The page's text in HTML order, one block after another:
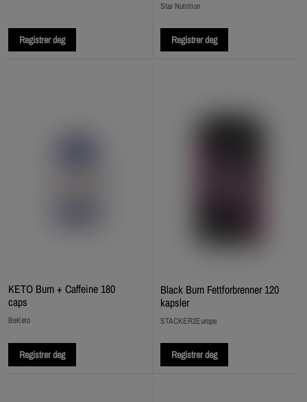
Registrer deg
Star Nutrition
Registrer deg
KETO Burn + Caffeine 180
caps
BeKeto
Registrer deg
Black Burn Fettforbrenner 120
kapsler
STACKER2Europe
Registrer deg